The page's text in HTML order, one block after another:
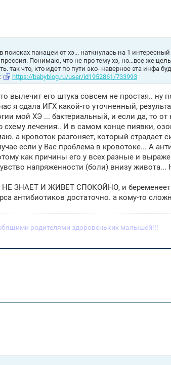
панацеи от хэ... наткнулась на 1
Понимаю, что не про тему хэ, но...все же цель
что, кто идет по пути эко- наверное эта инфа
https://babyblog.ru/user/id1952861/733993
вылечит его штука совсем не простая.. ну
я сдала ИГХ какой-то уточненный,
мой ХЭ ... бактериальный, и если да, то от
лечения.. И в самом конце пиявки,
а кровоток разгоняет, который страдает
если у Вас проблема в кровотоке... А
как причины его у всех разные и
напряженности (боли) внизу живота...
ЗНАЕТ И ЖИВЕТ СПОКОЙНО, и беременеет
антибиотиков достаточно. а кому-то
родителями здоровеньких малышей!!!